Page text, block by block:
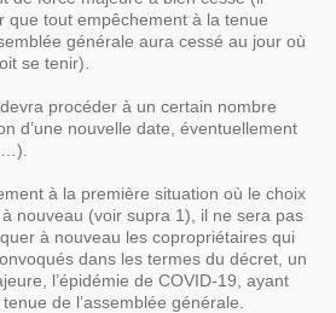
que tout empêchement à la tenue
générale aura cessé au jour où
se tenir).
procéder à un certain nombre
d’une nouvelle date, éventuellement
à la première situation où le choix
nouveau (voir supra 1), il ne sera pas
à nouveau les copropriétaires qui
dans les termes du décret, un
l’épidémie de COVID-19, ayant
de l’assemblée générale.